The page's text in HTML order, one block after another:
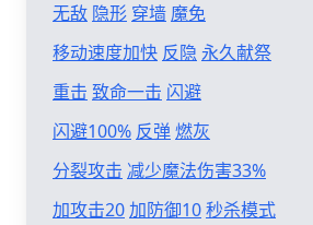
无敌 隐形 穿墙 魔免
移动速度加快 反隐 永久献祭
重击 致命一击 闪避
闪避100% 反弹燃灰
分裂攻击 减少魔法伤害33%
加攻击20加防御10秒杀模式